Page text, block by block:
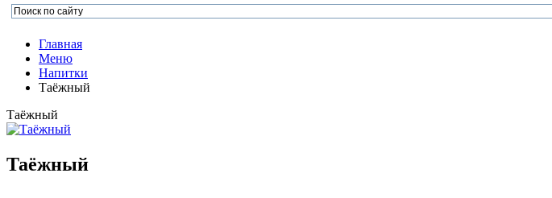
Главная
Меню
Напитки
Таёжный
Таёжный
Таёжный